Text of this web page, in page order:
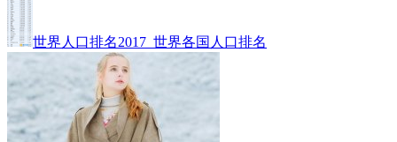
世界人口排名2017_世界各国人口排名